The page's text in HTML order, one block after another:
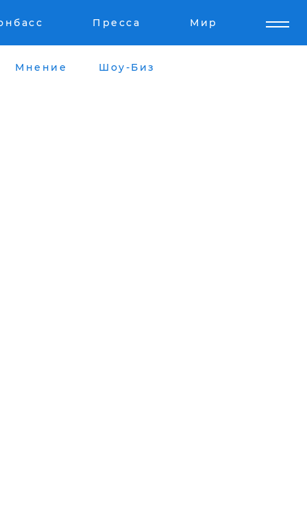
Пресса Мир
Мнение Шоу-Биз